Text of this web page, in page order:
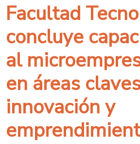
Facultad
concluye
al
en áreas
innovación y